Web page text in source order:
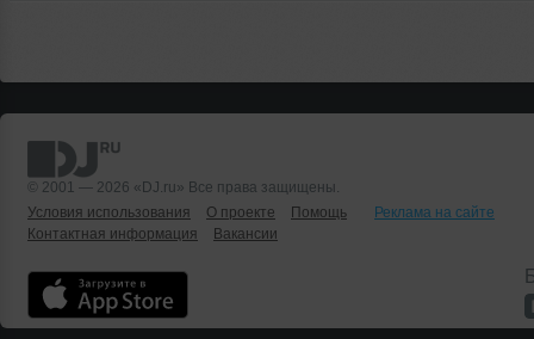
© 2001 — 2026 «DJ.ru» Все права защищены.
Условия использования
О проекте Помощь
Реклама на сайте
Контактная информация
Вакансии